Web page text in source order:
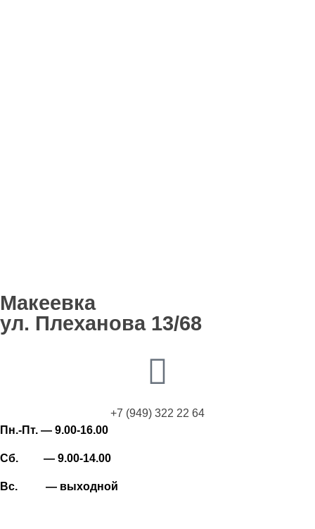
Макеевка
ул. Плеханова 13/68
+7 (949) 322 22 64
Пн.-Пт. — 9.00-16.00
Сб. — 9.00-14.00
Вс. — выходной